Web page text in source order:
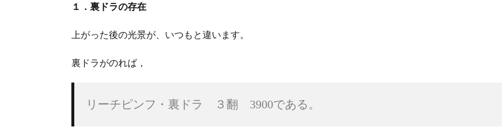
１．裏ドラの存在
上がった後の光景が、いつもと違います。
裏ドラがのれば，
リーチピンフ・裏ドラ　３翻　3900である。